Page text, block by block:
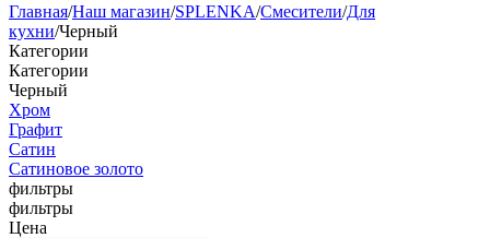
Главная/Наш магазин/SPLENKA/Смесители/Для
кухни/Черный
Категории
Категории
Черный
Хром
Графит
Сатин
Сатиновое золото
фильтры
фильтры
Цена